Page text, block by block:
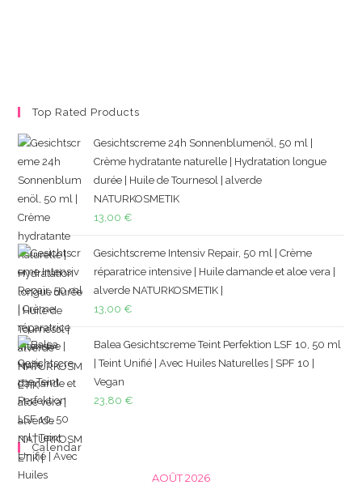
Top Rated Products
Gesichtscreme 24h Sonnenblumenöl, 50 ml |
Crème hydratante naturelle | Hydratation longue
durée | Huile de Tournesol | alverde
NATURKOSMETIK
13,00 €
Gesichtscreme Intensiv Repair, 50 ml | Crème
réparatrice intensive | Huile damande et aloe vera |
alverde NATURKOSMETIK |
13,00 €
Balea Gesichtscreme Teint Perfektion LSF 10, 50 ml
| Teint Unifié | Avec Huiles Naturelles | SPF 10 |
Vegan
23,80 €
Calendar
AOÛT 2026